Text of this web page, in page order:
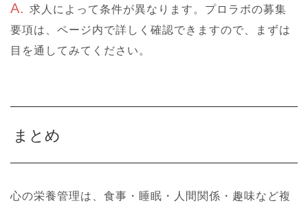
A. 求人によって条件が異なります。プロラボの募集
要項は、ページ内で詳しく確認できますので、まずは
目を通してみてください。
まとめ
心の栄養管理は、食事・睡眠・人間関係・趣味など複